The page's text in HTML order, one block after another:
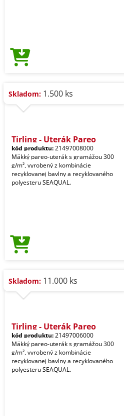
Skladom: 1.500 ks
Tirling - Uterák Pareo
kód produktu:21497008000
Mäkký pareo-uterák s gramážou 300
g/m², vyrobený z kombinácie
recyklovanej bavlny a recyklovaného
polyesteru SEAQUAL.
Skladom: 11.000 ks
Tirling - Uterák Pareo
kód produktu:21497006000
Mäkký pareo-uterák s gramážou 300
g/m², vyrobený z kombinácie
recyklovanej bavlny a recyklovaného
polyesteru SEAQUAL.